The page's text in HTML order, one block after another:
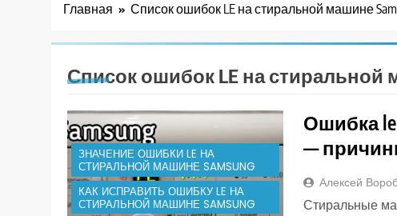
Главная Список ошибок LE на стиральной машине
Список ошибок LE на стиральной
ЗНАЧЕНИЕ ОШИБКИ LE НА
СТИРАЛЬНОЙ МАШИНЕ SAMSUNG
КАК ИСПРАВИТЬ ОШИБКУ LE НА
СТИРАЛЬНОЙ МАШИНЕ SAMSUNG
Ошибка
—
Алексей
Стиральные